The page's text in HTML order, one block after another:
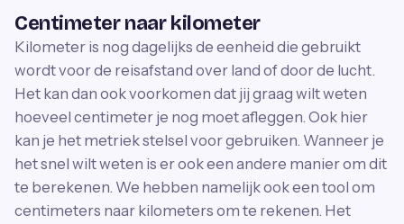
Centimeter naar kilometer
Kilometer is nog dagelijks de eenheid die gebruikt
wordt voor de reisafstand over land of door de lucht.
Het kan dan ook voorkomen dat jij graag wilt weten
hoeveel centimeter je nog moet afleggen. Ook hier
kan je het metriek stelsel voor gebruiken. Wanneer je
het snel wilt weten is er ook een andere manier om dit
te berekenen. We hebben namelijk ook een tool om
centimeters naar kilometers om te rekenen. Het